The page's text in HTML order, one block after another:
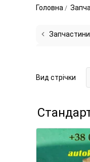
Головна
Патрубки
Вид стрічки